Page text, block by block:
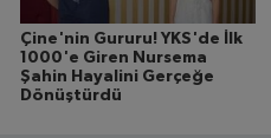
Çine'nin Gururu! YKS'de İlk
1000'e Giren Nursema
Şahin Hayalini Gerçeğe
Dönüştürdü